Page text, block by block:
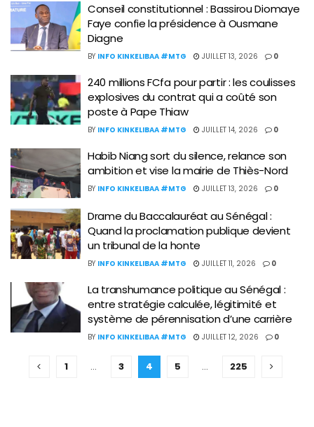
Conseil constitutionnel : Bassirou Diomaye
Faye confie la présidence à Ousmane
Diagne
BY INFO KINKELIBAA #MTG JUILLET 13, 2026 0
240 millions FCfa pour partir : les coulisses
explosives du contrat qui a coûté son
poste à Pape Thiaw
BY INFO KINKELIBAA #MTG JUILLET 14, 2026 0
Habib Niang sort du silence, relance son
ambition et vise la mairie de Thiès-Nord
BY INFO KINKELIBAA #MTG JUILLET 13, 2026 0
Drame du Baccalauréat au Sénégal :
Quand la proclamation publique devient
un tribunal de la honte
BY INFO KINKELIBAA #MTG JUILLET 11, 2026 0
La transhumance politique au Sénégal :
entre stratégie calculée, légitimité et
système de pérennisation d’une carrière
BY INFO KINKELIBAA #MTG JUILLET 12, 2026 0
1 … 3 4 5 … 225